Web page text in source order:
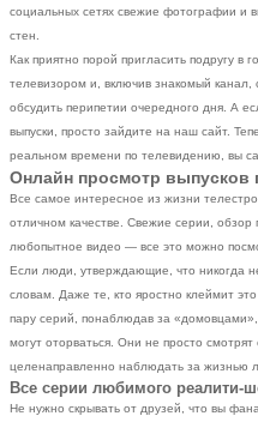
социальных сетях свежие фотографии и
стен.
Как приятно порой пригласить подругу в
телевизором и, включив знакомый
обсудить перипетии очередного дня. А
выпуски, просто зайдите на наш сайт.
реальном времени по телевидению, вы
Онлайн просмотр выпусков
Все самое интересное из жизни
отличном качестве. Свежие серии, обзор
любопытное видео — все это можно
Если люди, утверждающие, что никогда
словам. Даже те, кто яростно клеймит
пару серий, понаблюдав за
могут оторваться. Они не просто
целенаправленно наблюдать за жизнью
Все серии любимого реалити-
Не нужно скрывать от друзей, что вы